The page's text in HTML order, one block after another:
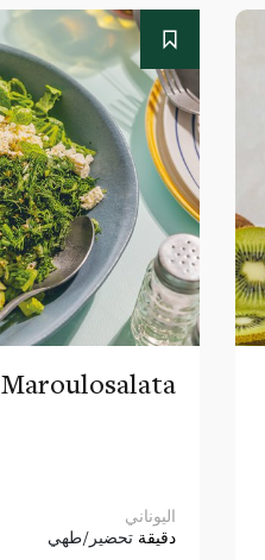
Maroulosalata
اليوناني
دقيقة تحضير/طهي